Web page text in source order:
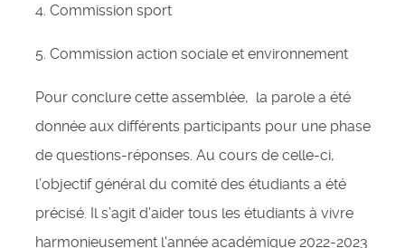
4. Commission sport
5. Commission action sociale et environnement
Pour conclure cette assemblée, la parole a été
donnée aux différents participants pour une phase
de questions-réponses. Au cours de celle-ci,
l’objectif général du comité des étudiants a été
précisé. Il s’agit d’aider tous les étudiants à vivre
harmonieusement l'année académique 2022-2023